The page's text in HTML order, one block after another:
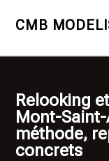
CMB
Relooking
Mont-
méthode,
concrets